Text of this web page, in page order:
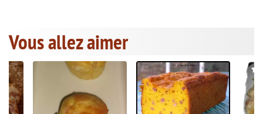
Vous allez aimer